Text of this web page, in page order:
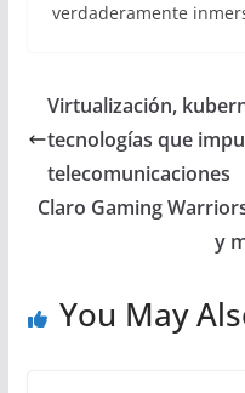
verdaderamente
Virtualización,
tecnologías que
telecomunicaciones
Claro Gaming
y
You May